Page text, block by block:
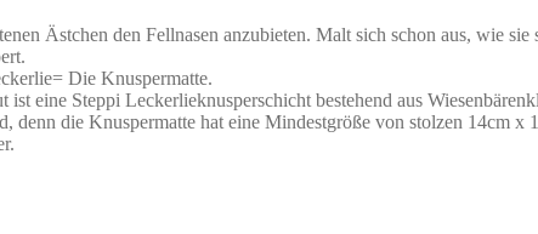
Ästchen den Fellnasen anzubieten. Malt sich schon aus, wie
Die Knuspermatte.
ist eine Steppi Leckerlieknusperschicht bestehend aus
denn die Knuspermatte hat eine Mindestgröße von stolzen 14cm x